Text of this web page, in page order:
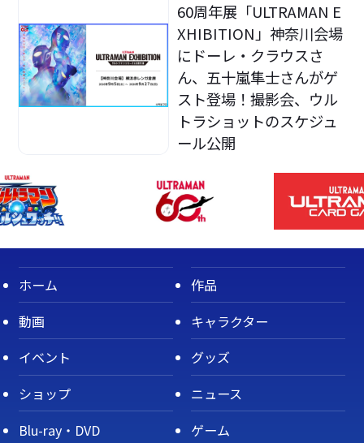
60周年展「ULTRAMAN E
XHIBITION」神奈川会場
にドーレ・クラウスさ
ん、五十嵐隼士さんがゲ
スト登場！撮影会、ウル
トラショットのスケジュ
ール公開
ホーム
作品
動画
キャラクター
イベント
グッズ
ショップ
ニュース
Blu-ray・DVD
ゲーム